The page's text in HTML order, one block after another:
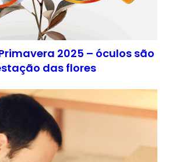
2025 – óculos são
das flores